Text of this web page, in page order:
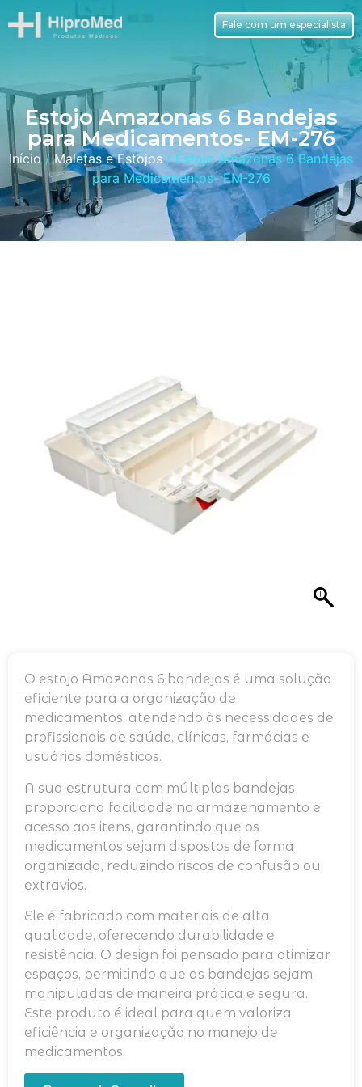
Fale com um especialista
Estojo Amazonas 6 Bandejas
para Medicamentos- EM-276
Início/Maletas e Estojos/ Estojo Amazonas 6 Bandejas
para Medicamentos- EM-276
O estojo Amazonas 6 bandejas é uma solução
eficiente para a organização de
medicamentos, atendendo às necessidades de
profissionais de saúde, clínicas, farmácias e
usuários domésticos.
A sua estrutura com múltiplas bandejas
proporciona facilidade no armazenamento e
acesso aos itens, garantindo que os
medicamentos sejam dispostos de forma
organizada, reduzindo riscos de confusão ou
extravios.
Ele é fabricado com materiais de alta
qualidade, oferecendo durabilidade e
resistência. O design foi pensado para otimizar
espaços, permitindo que as bandejas sejam
manipuladas de maneira prática e segura.
Este produto é ideal para quem valoriza
eficiência e organização no manejo de
medicamentos.